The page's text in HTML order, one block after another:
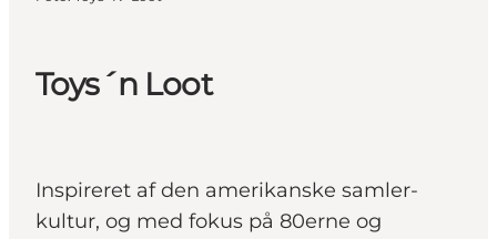
Toys´n Loot
Inspireret af den amerikanske samler-
kultur, og med fokus på 80erne og